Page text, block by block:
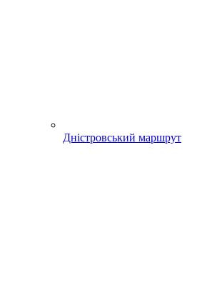
Дністровський маршрут